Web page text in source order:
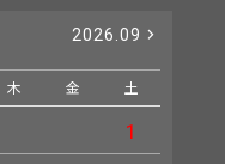
2026.09
木 金 土
1